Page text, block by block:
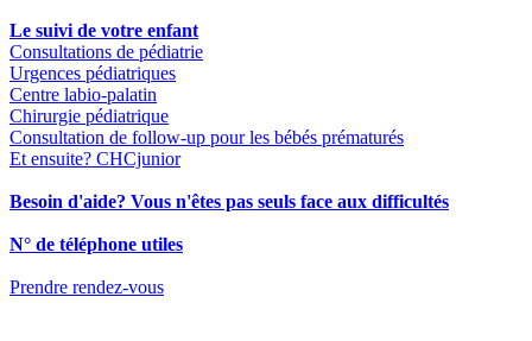
Le suivi de votre enfant
Consultations de pédiatrie
Urgences pédiatriques
Centre labio-palatin
Chirurgie pédiatrique
Consultation de follow-up pour les bébés prématurés
Et ensuite? CHCjunior
Besoin d'aide? Vous n'êtes pas seuls face aux difficultés
N° de téléphone utiles
Prendre rendez-vous